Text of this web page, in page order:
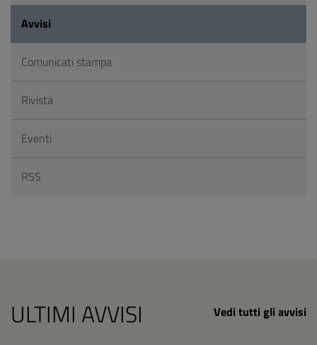
Avvisi
Comunicati stampa
Rivista
Eventi
RSS
ULTIMI AVVISI Vedi tutti gli avvisi